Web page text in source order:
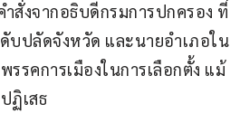
ำสั่งจากอธิบดีกรมการปกครอง ที่
บปลัดจังหวัด และนายอำเภอใน
รคการเมืองในการเลือกตั้ง แม้
ฏิเสธ